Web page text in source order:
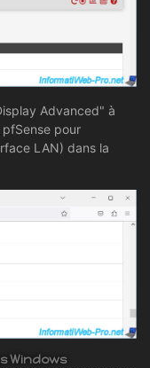
Advanced" à
pour
LAN) dans la
Windows